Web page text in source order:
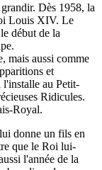
Dès 1958, la
Louis XIV. Le
début de la
mais aussi comme
et
au Petit-
Ridicules.
Royal.
donne un fils en
que le Roi lui-
l'année de la